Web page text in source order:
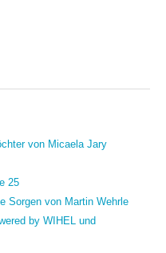
von Micaela Jary
25
Sorgen von Martin Wehrle
by WIHEL und